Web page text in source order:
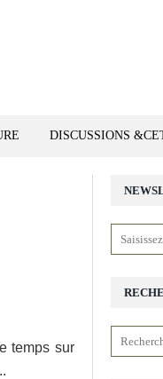
DISCUSSIONS
temps sur